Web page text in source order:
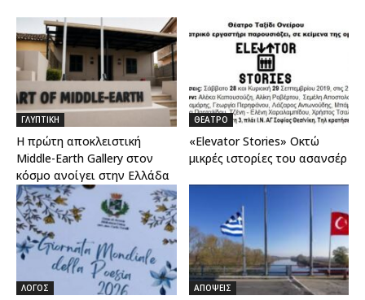
ΓΛΥΠΤΙΚΗ
Η πρώτη αποκλειστική
Middle-Earth Gallery στον
κόσμο ανοίγει στην Ελλάδα
ΘΕΑΤΡΟ
«Elevator Stories» Οκτώ
μικρές ιστορίες του ασανσέρ
ΛΟΓΟΣ ΑΠΟΨΕΙΣ